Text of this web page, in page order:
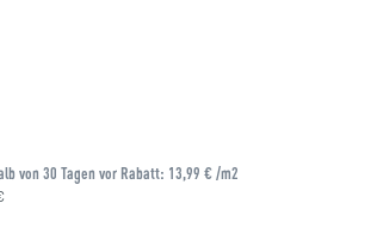
von 30 Tagen vor Rabatt: 13,99 € /m2